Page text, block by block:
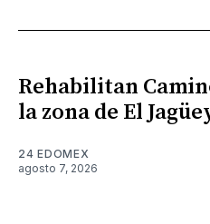
Rehabilitan
la zona de El
24 EDOMEX
agosto 7, 2026